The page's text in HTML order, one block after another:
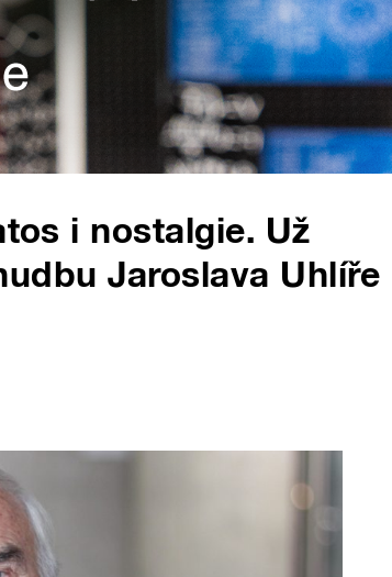
i nostalgie. Už
Jaroslava Uhlíře